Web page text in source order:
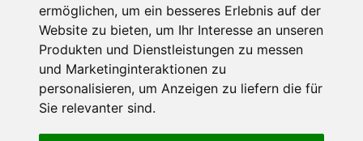
ermöglichen, um ein besseres Erlebnis auf der
Website zu bieten, um Ihr Interesse an unseren
Produkten und Dienstleistungen zu messen
und Marketinginteraktionen zu
personalisieren, um Anzeigen zu liefern die für
Sie relevanter sind.